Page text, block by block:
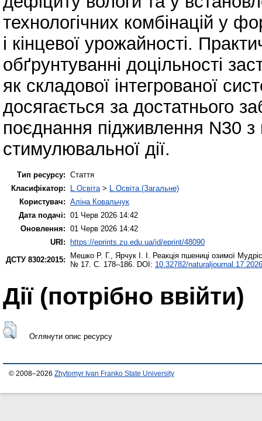
технологічних комбінацій у
і кінцевої урожайності.
обґрунтуванні доцільності
як складової інтегрованої
досягається за достатнього
поєднання підживлення N30
стимулювальної дії.
Тип ресурсу: Стаття
Класифікатор:
L Освіта > L Освіта (Загальне)
Користувач: Аліна Ковальчук
Дата подачі: 01 Черв 2026 14:42
Оновлення: 01 Черв 2026 14:42
URI: https://eprints.zu.edu.ua/id/eprint/48090
ДСТУ 8302:2015:
Мешко Р. Г. Ярчук І. І.
Реакція пшениці озимої
№ 17. С. 178–186. DOI: 10.32782/
Дії ​​(потрібно ввійти)
Оглянути опис ресурсу
© 2008–2026 Zhytomyr Ivan Franko State University